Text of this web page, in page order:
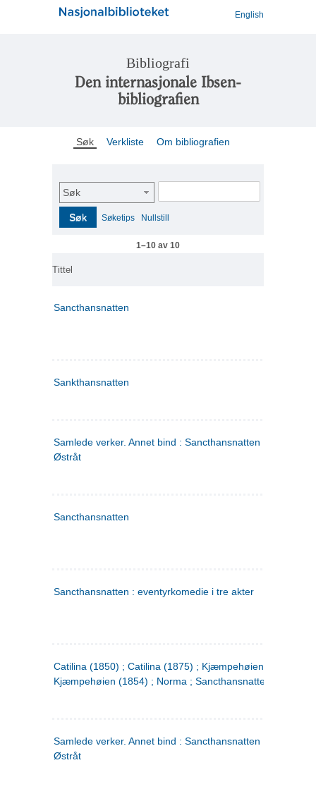
English
Bibliografi
Den internasjonale Ibsen-
bibliografien
Søk Verkliste Om bibliografien
Søk
Søk Søketips Nullstill
1–10 av 10
Tittel
Sancthansnatten
Sankthansnatten
Samlede verker. Annet bind : Sancthansnatten ; Fru Inger
Østråt
Sancthansnatten
Sancthansnatten : eventyrkomedie i tre akter
Catilina (1850) ; Catilina (1875) ; Kjæmpehøien (1850) ;
Kjæmpehøien (1854) ; Norma ; Sancthansnatten
Samlede verker. Annet bind : Sancthansnatten ; Fru Inger
Østråt